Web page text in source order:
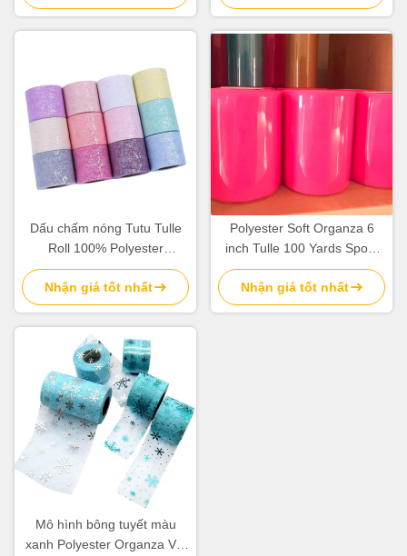
Dấu chấm nóng Tutu Tulle
Roll 100% Polyester
Organza Vải 10gsm
Nhận giá tốt nhất
Polyester Soft Organza 6
inch Tulle 100 Yards Spool
để trang trí đám cưới Tutu
Nhận giá tốt nhất
Mô hình bông tuyết màu
xanh Polyester Organza Vải